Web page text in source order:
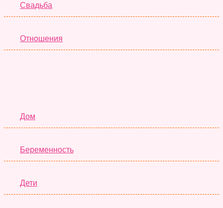
Свадьба
Отношения
Дом
Беременность
Дети